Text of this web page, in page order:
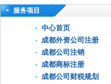
高新技术企业认定审计|企业所得税
服务项目
中心首页
成都外资公司注册
成都公司注销
成都商标注册
成都公司财税规划